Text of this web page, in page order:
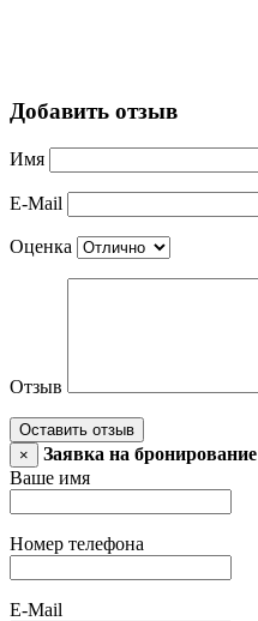
Добавить отзыв
Имя
E-Mail
Оценка
Отзыв
Оставить отзыв
×
Заявка на бронирование
Ваше имя
Номер телефона
E-Mail